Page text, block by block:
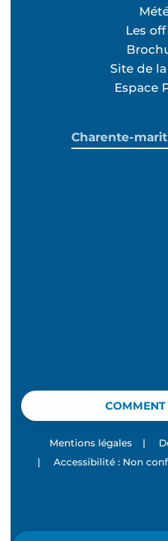
Les
Site de
Espace
COMMENT
Charente-
Mentions légales |
|
Accessibilité : Non